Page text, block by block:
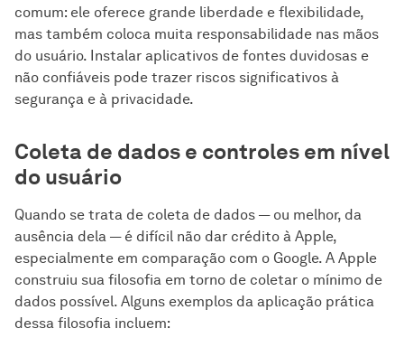
comum: ele oferece grande liberdade e flexibilidade,
mas também coloca muita responsabilidade nas mãos
do usuário. Instalar aplicativos de fontes duvidosas e
não confiáveis pode trazer riscos significativos à
segurança e à privacidade.
Coleta de dados e controles em nível
do usuário
Quando se trata de coleta de dados — ou melhor, da
ausência dela — é difícil não dar crédito à Apple,
especialmente em comparação com o Google. A Apple
construiu sua filosofia em torno de coletar o mínimo de
dados possível. Alguns exemplos da aplicação prática
dessa filosofia incluem: